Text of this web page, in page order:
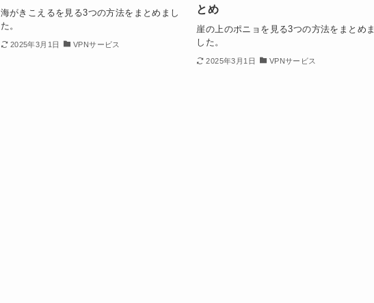
海がきこえるを見る3つの方法をまとめまし
た。
2025年3月1日 VPNサービス
とめ
崖の上のポニョを見る3つの方法をまとめま
した。
2025年3月1日 VPNサービス